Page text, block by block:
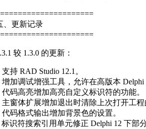
、更新记录
较 1.3.0 的更新：
支持 RAD Studio 12.1。
增加调试增强工具，允许在高版本 Delphi
代码高亮增加高亮自定义标识符的功能。
主窗体扩展增加退出时清除上次打开工程
代码格式输出增加背景色的设置。
识符搜索引用单元修正 Delphi 12 下部